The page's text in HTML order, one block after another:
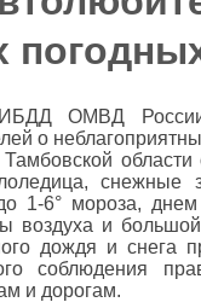
ОМВД России
о
Тамбовской
снежные
1-6° мороза,
воздуха и
дождя и снега
соблюдения
и дорогам.